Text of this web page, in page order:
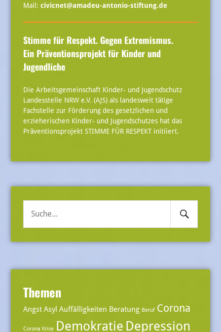
Mail: civicnet@amadeu-antonio-stiftung.de
Stimme für Respekt. Gegen Extremismus.
Ein Präventionsprojekt für Kinder und
Jugendliche
Die Arbeitsgemeinschaft Kinder- und Jugendschutz
Landesstelle NRW e.V. (AJS) als landesweit tätige
Fachstelle zur Förderung des gesetzlichen und
erzieherischen Kinder- und Jugendschutzes hat das
Präventionsprojekt STIMME FÜR RESPEKT initiiert.
Suche
Search
Submit
Themen
Angst Asyl Auffälligkeiten Beratung Beruf Corona
Corona Krise Demokratie Depression